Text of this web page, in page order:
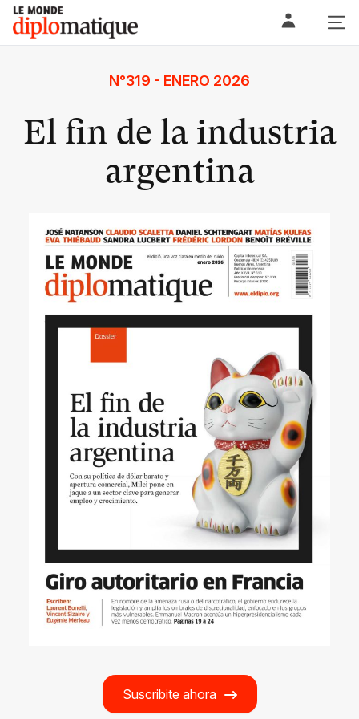
Skip
content
Le monde diplomatique
N°319 - ENERO 2026
El fin de la industria
argentina
Suscribite ahora